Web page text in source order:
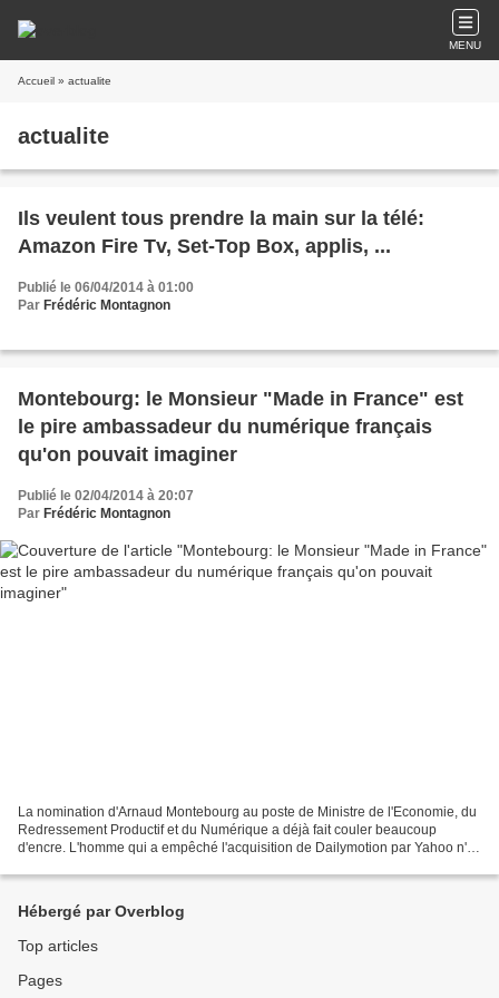
MENU
Accueil » actualite
actualite
Ils veulent tous prendre la main sur la télé:
Amazon Fire Tv, Set-Top Box, applis, ...
Publié le 06/04/2014 à 01:00
Par Frédéric Montagnon
Montebourg: le Monsieur "Made in France" est
le pire ambassadeur du numérique français
qu'on pouvait imaginer
Publié le 02/04/2014 à 20:07
Par Frédéric Montagnon
La nomination d'Arnaud Montebourg au poste de Ministre de l'Economie, du
Redressement Productif et du Numérique a déjà fait couler beaucoup
d'encre. L'homme qui a empêché l'acquisition de Dailymotion par Yahoo n'a
Hébergé par Overblog
Top articles
Pages